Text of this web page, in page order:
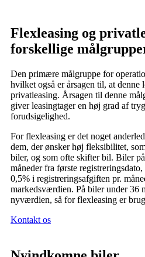
Flexleasing og
forskellige
Den primære målgruppe for
hvilket også er årsagen til, at denne
privatleasing. Årsagen til denne
giver leasingtager en høj grad af
forudsigelighed.
For flexleasing er det noget
dem, der ønsker høj fleksibilitet,
biler, og som ofte skifter bil. Biler
måneder fra første
0,5% i registreringsafgiften pr.
markedsværdien. På biler under 36
nyværdien, så for flexleasing er
Kontakt os